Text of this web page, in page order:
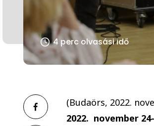
4 perc olvasási idő
(Budaörs, 2022.
2022. november